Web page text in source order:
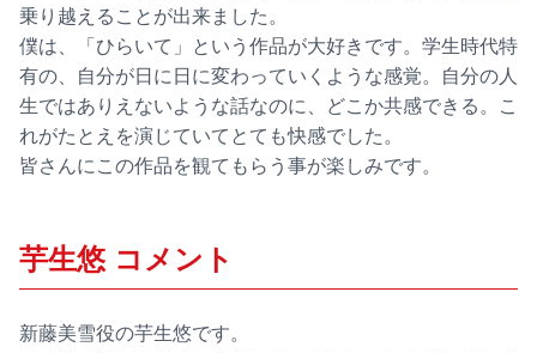
乗り越えることが出来ました。
僕は、「ひらいて」という作品が大好きです。学生時代特
有の、自分が日に日に変わっていくような感覚。自分の人
生ではありえないような話なのに、どこか共感できる。こ
れがたとえを演じていてとても快感でした。
皆さんにこの作品を観てもらう事が楽しみです。
芋生悠 コメント
新藤美雪役の芋生悠です。